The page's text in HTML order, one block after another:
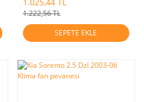
1.025,44 TL
1.222,56 TL
SEPETE EKLE